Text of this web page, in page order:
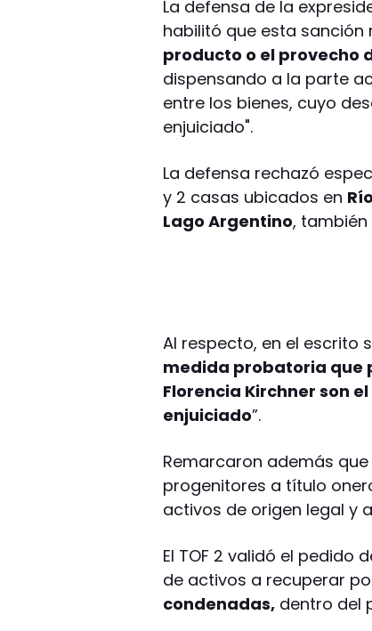
La defensa de la
habilitó que esta sanción
producto o el provecho
dispensando a la parte
entre los bienes, cuyo
enjuiciado".
La defensa rechazó
y 2 casas ubicados en
Lago Argentino, también
Al respecto, en el escrito
medida probatoria que
Florencia Kirchner son
enjuiciado”.
Remarcaron además
progenitores a título
activos de origen legal y
El TOF 2 validó el pedido
de activos a recuperar
condenadas, dentro del